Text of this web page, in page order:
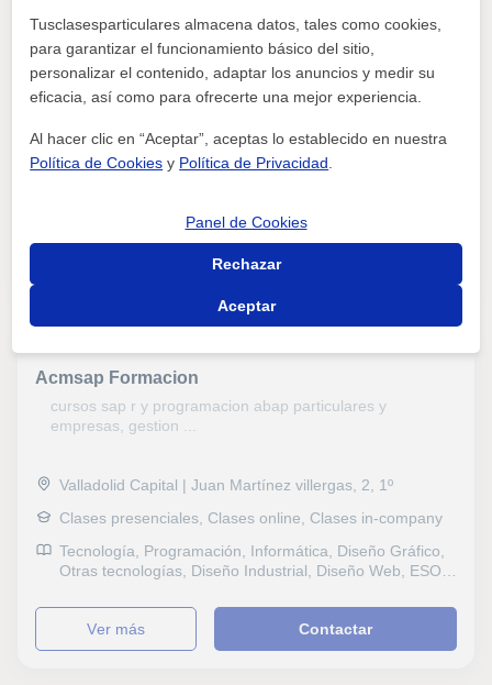
empresas, Fiscalidad, Nóminas y contratos, Tributación
práctica, Prevención de riesgos laborales, Marketing,
Matemáticas y Dirección financiera, Coaching,
Macroeconomía, Orientación Profesional
escul es un centro de formación presente en valladolid.
Lunes a Viernes: 9:00 - 22:00 | Sábado: 9:00 - 15:00
Clases presenciales, Clases online, Clases in-company
Naturales, Biología, Otras ciencias, Lengua Castellana y
Literatura, Dibujo técnico, Ajedrez, Selectividad, Pruebas
de acceso, Graduado escolar, B1 PET, Repaso General,
Costura, Juegos de mesa, Magia, Otros Ocio, Maquillaje
y estética, Geografía, Técnicas de estudio
Acmsap Formacion
cursos sap r y programacion abap particulares y
empresas, gestion ...
Valladolid Capital | Juan Martínez villergas, 2, 1º
Clases presenciales, Clases online, Clases in-company
Tecnología, Programación, Informática, Diseño Gráfico,
Otras tecnologías, Diseño Industrial, Diseño Web, ESO,
Administración, Oposiciones Educación, Oposiciones
Justicia, Oposiciones Sanidad, Otras oposiciones,
Oposiciones Cuerpos de seguridad, Preparación
ver más Contactar
Tusclasesparticulares almacena datos, tales como cookies,
para garantizar el funcionamiento básico del sitio,
personalizar el contenido, adaptar los anuncios y medir su
eficacia, así como para ofrecerte una mejor experiencia.
Al hacer clic en “Aceptar”, aceptas lo establecido en nuestra
Política de Cookies y Política de Privacidad
Panel de Cookies
Rechazar
Aceptar